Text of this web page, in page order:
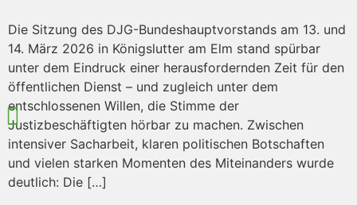
Die Sitzung des DJG-Bundeshauptvorstands am 13. und
14. März 2026 in Königslutter am Elm stand spürbar
unter dem Eindruck einer herausfordernden Zeit für den
öffentlichen Dienst – und zugleich unter dem
entschlossenen Willen, die Stimme der
Justizbeschäftigten hörbar zu machen. Zwischen
intensiver Sacharbeit, klaren politischen Botschaften
und vielen starken Momenten des Miteinanders wurde
deutlich: Die […]